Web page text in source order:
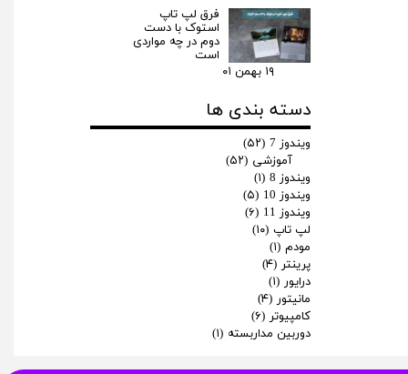
فرق لپ‌ تاپ
استوک با دست
دوم در چه مواردی
است
۱۹ بهمن ۰۱
دسته بندی ها
ویندوز 7
(۵۲)
آموزشی (۵۲)
ویندوز 8
(۱)
ویندوز 10
(۵)
ویندوز 11
(۶)
لپ تاپ (۱۰)
مودم (۱)
پرینتر (۴)
درایور (۱)
مانیتور (۴)
کامپیوتر (۶)
دوربین مداربسته (۱)